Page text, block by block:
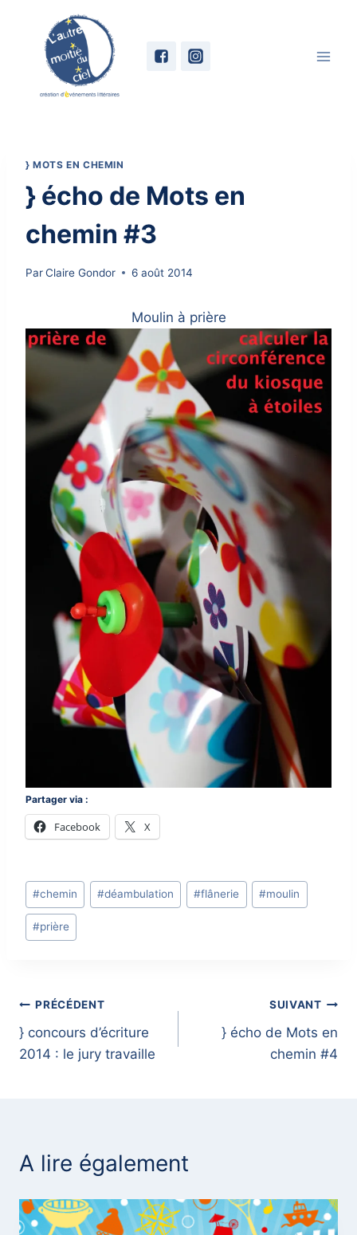
content
} MOTS EN CHEMIN
} écho de Mots en
chemin #3
ParClaire Gondor 6 août 2014
Moulin à prière
Partager via :
Facebook X
Post
Tags:
#chemin #déambulation #flânerie #moulin
#prière
Navigation
de
PRÉCÉDENT
} concours d’écriture
2014 : le jury travaille
SUIVANT
} écho de Mots en
chemin #4
A lire également